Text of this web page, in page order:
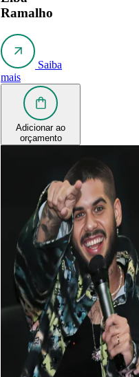
Ramalho
Saiba
mais
Adicionar ao
orçamento